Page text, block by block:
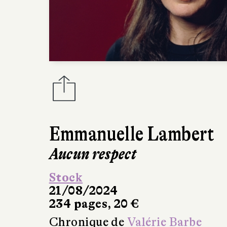
Emmanuelle Lambert
Aucun respect
Stock
21/08/2024
234 pages, 20 €
Chronique de Valérie Barbe